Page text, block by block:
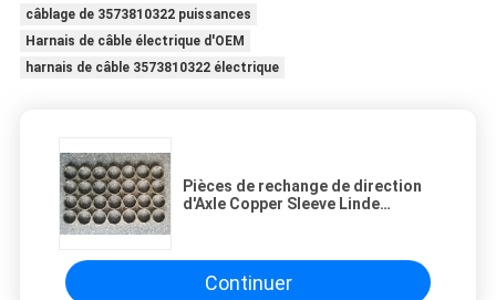
câblage de 3573810322 puissances
Harnais de câble électrique d'OEM
harnais de câble 3573810322 électrique
Pièces de rechange de direction
d'Axle Copper Sleeve Linde
Continuer